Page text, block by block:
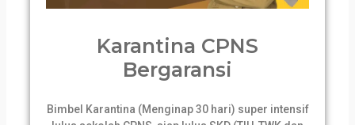
Karantina CPNS
Bergaransi
Bimbel Karantina (Menginap 30 hari) super intensif